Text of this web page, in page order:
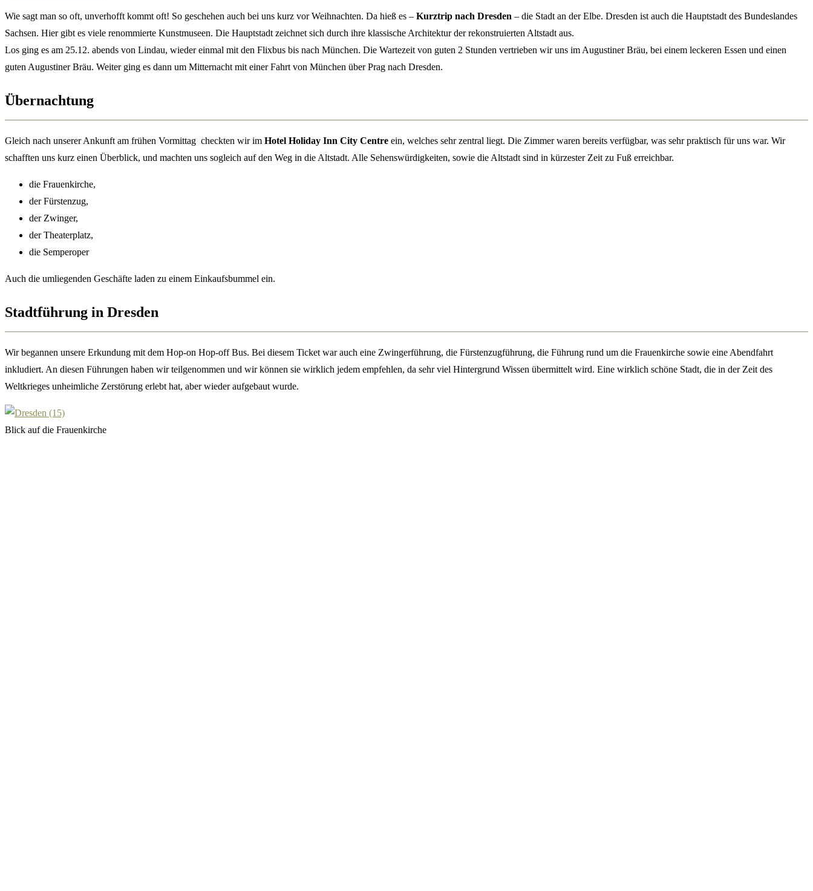
Wie sagt man so oft, unverhofft kommt oft! So geschehen auch bei uns kurz vor Weihnachten. Da hieß es – Kurztrip nach Dresden – die Stadt an der Elbe. Dresden ist auch die Hauptstadt des Bundeslandes
Sachsen. Hier gibt es viele renommierte Kunstmuseen. Die Hauptstadt zeichnet sich durch ihre klassische Architektur der rekonstruierten Altstadt aus.
Los ging es am 25.12. abends von Lindau, wieder einmal mit den Flixbus bis nach München. Die Wartezeit von guten 2 Stunden vertrieben wir uns im Augustiner Bräu, bei einem leckeren Essen und einen
guten Augustiner Bräu. Weiter ging es dann um Mitternacht mit einer Fahrt von München über Prag nach Dresden.
Übernachtung
Gleich nach unserer Ankunft am frühen Vormittag checkten wir im Hotel Holiday Inn City Centre ein, welches sehr zentral liegt. Die Zimmer waren bereits verfügbar, was sehr praktisch für uns war. Wir
schafften uns kurz einen Überblick, und machten uns sogleich auf den Weg in die Altstadt. Alle Sehenswürdigkeiten, sowie die Altstadt sind in kürzester Zeit zu Fuß erreichbar.
die Frauenkirche,
der Fürstenzug,
der Zwinger,
der Theaterplatz,
die Semperoper
Auch die umliegenden Geschäfte laden zu einem Einkaufsbummel ein.
Stadtführung in Dresden
Wir begannen unsere Erkundung mit dem Hop-on Hop-off Bus. Bei diesem Ticket war auch eine Zwingerführung, die Fürstenzugführung, die Führung rund um die Frauenkirche sowie eine Abendfahrt
inkludiert. An diesen Führungen haben wir teilgenommen und wir können sie wirklich jedem empfehlen, da sehr viel Hintergrund Wissen übermittelt wird. Eine wirklich schöne Stadt, die in der Zeit des
Weltkrieges unheimliche Zerstörung erlebt hat, aber wieder aufgebaut wurde.
Blick auf die Frauenkirche